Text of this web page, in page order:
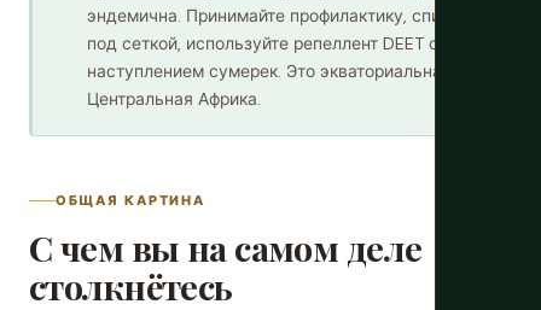
эндемична. Принимайте профилактику, спите
под сеткой, используйте репеллент DEET с
наступлением сумерек. Это экваториальная
Центральная Африка.
ОБЩАЯ КАРТИНА
С чем вы на самом деле
столкнётесь